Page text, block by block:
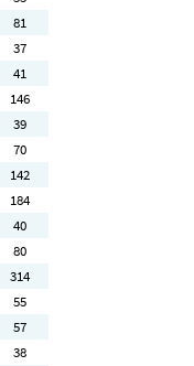
81
37
41
146
39
70
142
184
40
80
314
55
57
38